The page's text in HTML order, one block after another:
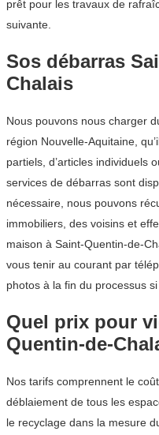
prêt pour les travaux de
suivante.
Sos débarras
Chalais
Nous pouvons nous charger
région Nouvelle-Aquitaine,
partiels, d’articles individuels
services de débarras sont
nécessaire, nous pouvons
immobiliers, des voisins et
maison à Saint-Quentin-de-
vous tenir au courant par
photos à la fin du processus si
Quel prix pour
Quentin-de-
Nos tarifs comprennent le
déblaiement de tous les
le recyclage dans la mesure